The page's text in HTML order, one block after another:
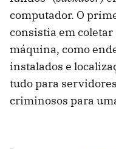
computador. O
consistia em coletar
máquina, como
instalados e
tudo para
criminosos para